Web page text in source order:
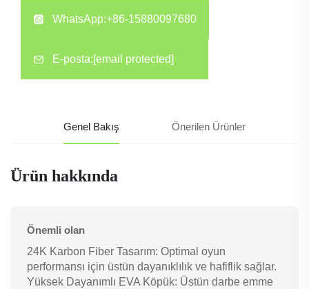
WhatsApp:+86-15880097680
E-posta: [email protected]
Genel Bakış Önerilen Ürünler
Ürün hakkında
Önemli olan
24K Karbon Fiber Tasarım: Optimal oyun
performansı için üstün dayanıklılık ve hafiflik sağlar.
Yüksek Dayanımlı EVA Köpük: Üstün darbe emme